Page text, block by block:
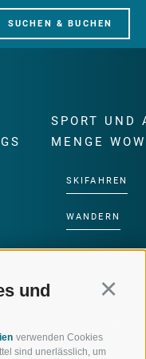
und
verwenden Cookies
sind unerlässlich, um
SUCHEN & BUCHEN
SPORT UND
MENGE
SKIFAHREN
WANDERN
HOCHALPINE